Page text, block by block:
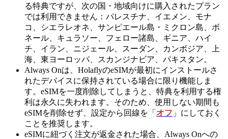
る特典ですが、次の国・地域向けに購入されたプラン
では利用できません：パレスチナ、イエメン、モナ
コ、シエラレオネ、サンピエール島・ミクロン島、ボ
ネール、キュラソー、フェロー諸島、ギニア、ハイ
チ、イラン、ニジェール、スーダン、カンボジア、上
海、東ヨーロッパ、スカンジナビア、パキスタン。
Always Onは、HolaflyのeSIMが最初にインストールさ
れたデバイスに保持されている場合に限り機能しま
す。eSIMを一度削除してしまうと、特典を利用する権
利は永久に失われます。そのため、使用しない期間も
eSIMを削除せず、設定から回線を「 オフ 」にしておく
ことを推奨します。
eSIMに紐づく注文が返金された場合、Always Onへの